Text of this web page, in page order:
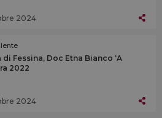
2024
di Fessina, Doc Etna Bianco ‘A
2022
2024